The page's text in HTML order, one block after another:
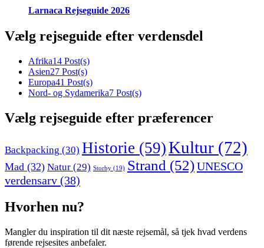
Larnaca Rejseguide 2026
Vælg rejseguide efter verdensdel
Afrika14 Post(s)
Asien27 Post(s)
Europa41 Post(s)
Nord- og Sydamerika7 Post(s)
Vælg rejseguide efter præferencer
Backpacking (30) Historie (59)Kultur (72)
Mad (32) Natur (29) Storby (19) Strand (52)UNESCO
verdensarv (38)
Hvorhen nu?
Mangler du inspiration til dit næste rejsemål, så tjek hvad verdens
førende rejsesites anbefaler.